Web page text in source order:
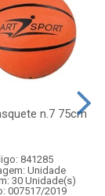
n.7 75cm
841285
Unidade
30 Unidade(s)
007517/2019